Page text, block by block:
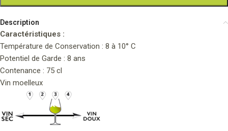
Description
Caractéristiques :
Température de Conservation : 8 à 10° C
Potentiel de Garde : 8 ans
Contenance : 75 cl
Vin moelleux